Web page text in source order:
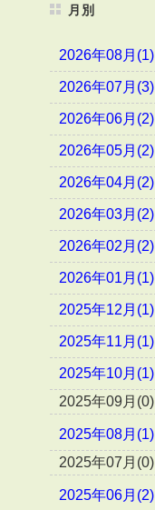
月別
2026年08月(1)
2026年07月(3)
2026年06月(2)
2026年05月(2)
2026年04月(2)
2026年03月(2)
2026年02月(2)
2026年01月(1)
2025年12月(1)
2025年11月(1)
2025年10月(1)
2025年09月(0)
2025年08月(1)
2025年07月(0)
2025年06月(2)